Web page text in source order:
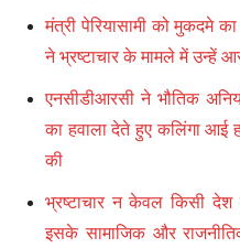
मंत्री पेरियासामी को मुकदमे
ने भ्रष्टाचार के मामले में उन्हें
एनसीडीआरसी ने भौतिक
का हवाला देते हुए कलिंगा आई
की
भ्रष्टाचार न केवल किसी देश
इसके सामाजिक और